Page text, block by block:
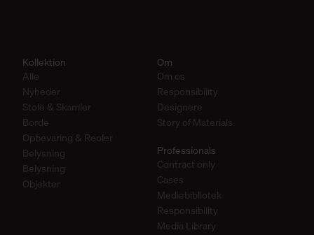
Kollektion
Alle
Nyheder
Stole & Skamler
Borde
Opbevaring & Reoler
Belysning
Belysning
Objekter
Om
Om os
Responsibility
Designere
Story of Materials
Professionals
Contract only
Cases
Mediebibliotek
Responsibility
Media Library